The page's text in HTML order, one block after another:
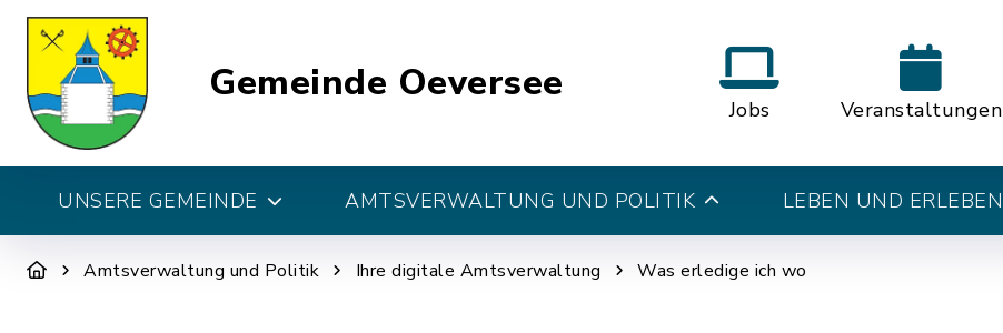
Gemeinde Oeversee
Jobs Veranstaltungen
UNSERE GEMEINDE AMTSVERWALTUNG UND POLITIK LEBEN UND ERLEBEN
Amtsverwaltung und Politik Ihre digitale Amtsverwaltung Was erledige ich wo